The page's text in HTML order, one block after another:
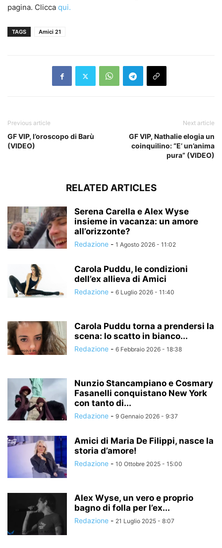
pagina. Clicca qui.
TAGS Amici 21
Previous article
GF VIP, l’oroscopo di Barù
(VIDEO)
Next article
GF VIP, Nathalie elogia un
coinquilino: “E’ un’anima
pura” (VIDEO)
RELATED ARTICLES
Serena Carella e Alex Wyse
insieme in vacanza: un amore
all’orizzonte?
Redazione - 1 Agosto 2026 - 11:02
Carola Puddu, le condizioni
dell’ex allieva di Amici
Redazione - 6 Luglio 2026 - 11:40
Carola Puddu torna a prendersi la
scena: lo scatto in bianco...
Redazione - 6 Febbraio 2026 - 18:38
Nunzio Stancampiano e Cosmary
Fasanelli conquistano New York
con tanto di...
Redazione - 9 Gennaio 2026 - 9:37
Amici di Maria De Filippi, nasce la
storia d’amore!
Redazione - 10 Ottobre 2025 - 15:00
Alex Wyse, un vero e proprio
bagno di folla per l’ex...
Redazione - 21 Luglio 2025 - 8:07